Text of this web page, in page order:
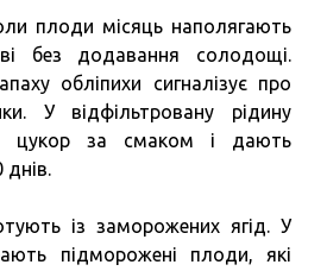
плоди місяць наполягають
без додавання солодощі.
обліпихи сигналізує про
У відфільтровану рідину
цукор за смаком і дають
із заморожених ягід. У
підморожені плоди, які